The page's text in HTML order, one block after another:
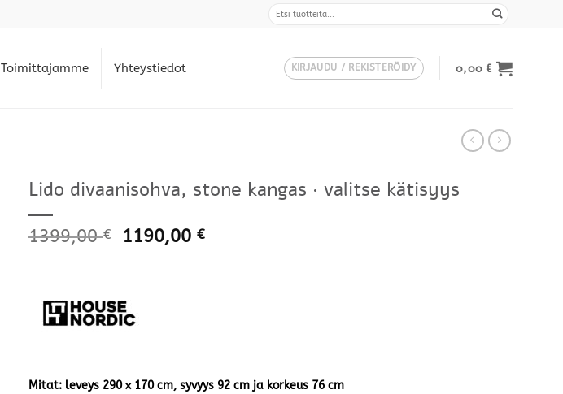
Toimittajamme Yhteystiedot KIRJAUDU / REKISTERÖIDY 0,00€
Lido divaanisohva, stone kangas · valitse kätisyys
1399,00€ 1190,00€
Mitat: leveys 290 x 170 cm, syvyys 92 cm ja korkeus 76 cm